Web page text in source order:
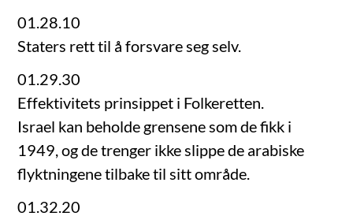
01.28.10
Staters rett til å forsvare seg selv.
01.29.30
Effektivitets prinsippet i Folkeretten.
Israel kan beholde grensene som de fikk i
1949, og de trenger ikke slippe de arabiske
flyktningene tilbake til sitt område.
01.32.20